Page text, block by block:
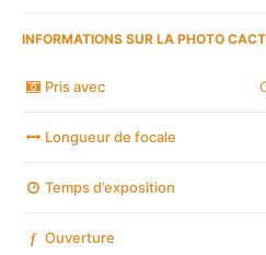
INFORMATIONS SUR LA PHOTO
Pris avec
Longueur de focale
Temps d’exposition
f Ouverture